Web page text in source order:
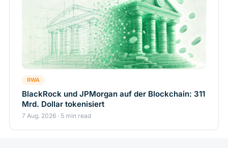
RWA
BlackRock und JPMorgan auf der Blockchain: 311
Mrd. Dollar tokenisiert
7 Aug. 2026 · 5 min read